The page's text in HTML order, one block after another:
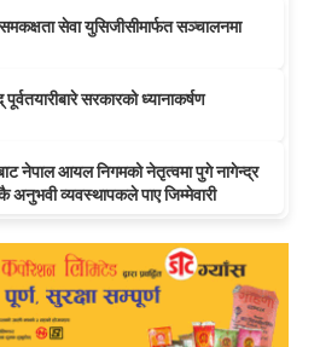
सेवा युसिजीसीमार्फत सञ्चालनमा
सरकारको ध्यानाकर्षण
नेपाल आयल निगमको नेतृत्वमा पुगे नागेन्द्र
अनुभवी व्यवस्थापकले पाए जिम्मेवारी